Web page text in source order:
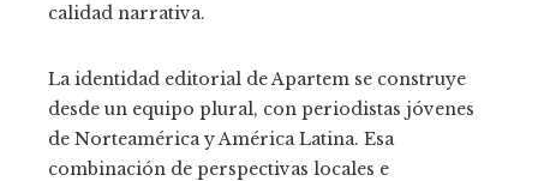
calidad narrativa.
La identidad editorial de Apartem se construye
desde un equipo plural, con periodistas jóvenes
de Norteamérica y América Latina. Esa
combinación de perspectivas locales e